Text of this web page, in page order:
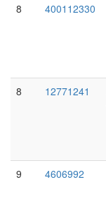
8
400112330
8
12771241
9
4606992